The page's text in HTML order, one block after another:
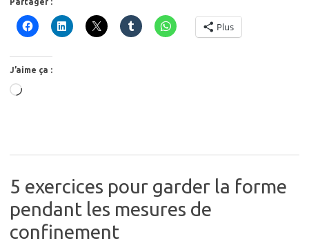
Plus
J’aime ça :
Chargement…
5 exercices pour garder la forme
pendant les mesures de
confinement